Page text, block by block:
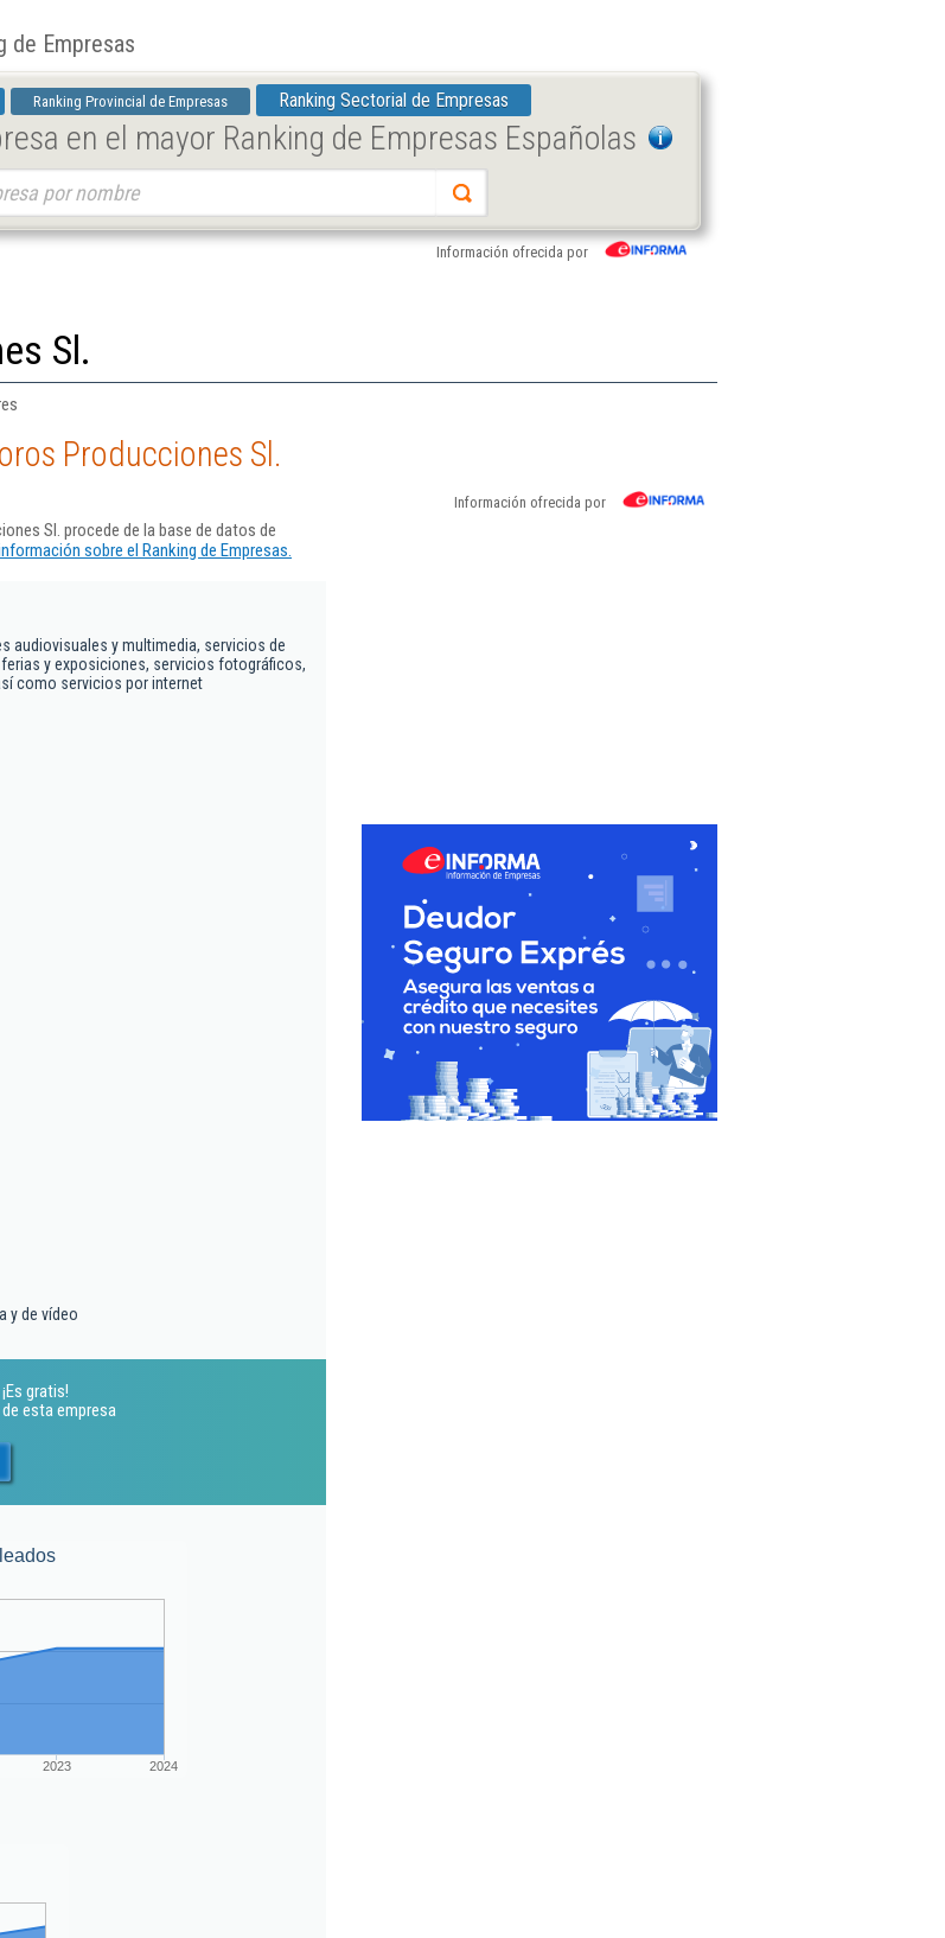
de Empresas
Ranking Provincial de Empresas Ranking Sectorial de Empresas
en el mayor Ranking de Empresas Españolas
Información ofrecida por
Sl.
Producciones Sl.
Información ofrecida por
Sl. procede de la base de datos de
sobre el Ranking de Empresas.
audiovisuales y multimedia, servicios de
y exposiciones, servicios fotográficos,
como servicios por internet
y de vídeo
gratis!
esta empresa
2023 2024